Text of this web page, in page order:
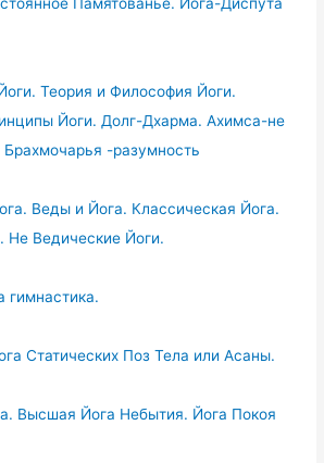
Теория и Философия Йоги.
Йоги. Долг-Дхарма. Ахимса-не
-разумность
Веды и Йога. Классическая Йога.
Не Ведические Йоги.
гимнастика.
Статических Поз Тела или Асаны.
Высшая Йога Небытия. Йога Покоя